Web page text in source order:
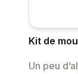
Kit de
Un peu